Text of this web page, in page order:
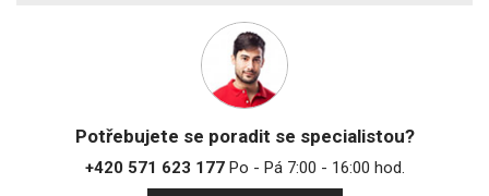
Potřebujete se poradit se specialistou?
+420 571 623 177Po - Pá 7:00 - 16:00 hod.